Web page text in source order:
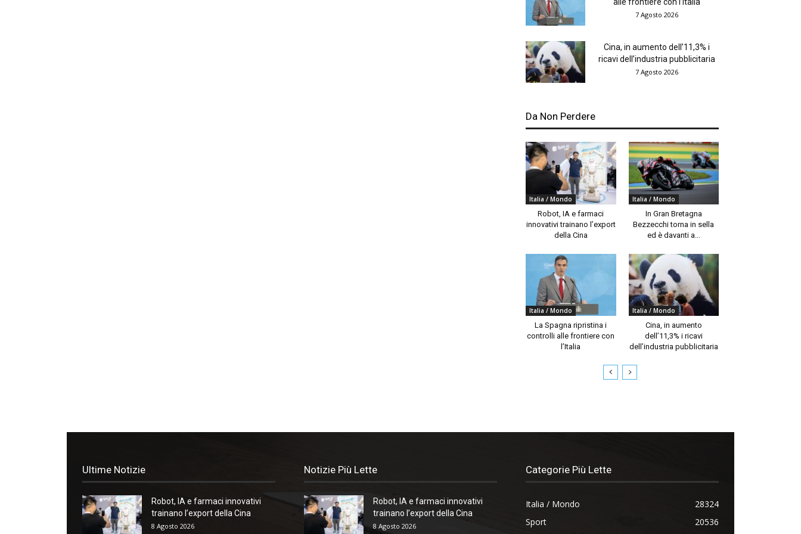
alle frontiere con l’Italia
7 Agosto 2026
Cina, in aumento dell’11,3% i
ricavi dell’industria pubblicitaria
7 Agosto 2026
Da Non Perdere
Italia / Mondo
Robot, IA e farmaci
innovativi trainano l’export
della Cina
Italia / Mondo
In Gran Bretagna
Bezzecchi torna in sella
ed è davanti a...
Italia / Mondo
La Spagna ripristina i
controlli alle frontiere con
l’Italia
Italia / Mondo
Cina, in aumento
dell’11,3% i ricavi
dell’industria pubblicitaria
Ultime Notizie
Robot, IA e farmaci innovativi
trainano l’export della Cina
8 Agosto 2026
Notizie Più Lette
Robot, IA e farmaci innovativi
trainano l’export della Cina
8 Agosto 2026
Categorie Più Lette
Italia / Mondo
28324
Sport
20536